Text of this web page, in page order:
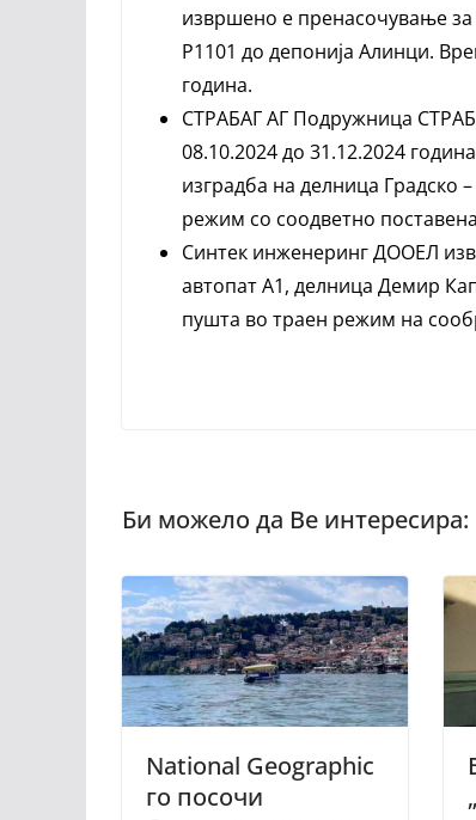
извршено е пренасочување за
Р1101 до депонија Алинци.
година.
СТРАБАГ АГ Подружница
08.10.2024 до 31.12.2024
изградба на делница Градско
режим со соодветно
Синтек инженеринг ДООЕЛ
автопат А1, делница Демир
пушта во траен режим на
National Geographic
го посочи